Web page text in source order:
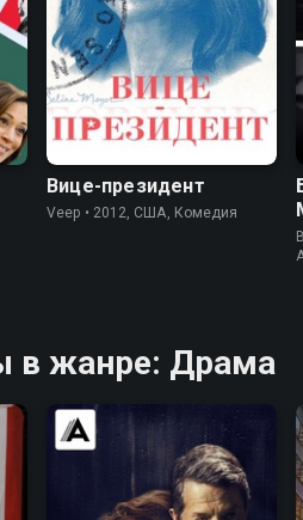
7.5 8.4
Вице-президент
Veep • 2012, США, Комедия
в жанре: Драма